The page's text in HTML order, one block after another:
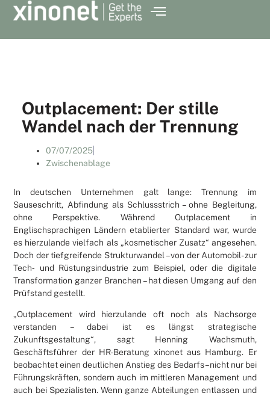
Outplacement: Der stille
Wandel nach der Trennung
07/07/2025
Zwischenablage
In deutschen Unternehmen galt lange: Trennung im
Sauseschritt, Abfindung als Schlussstrich – ohne Begleitung,
ohne Perspektive. Während Outplacement in
Englischsprachigen Ländern etablierter Standard war, wurde
es hierzulande vielfach als „kosmetischer Zusatz“ angesehen.
Doch der tiefgreifende Strukturwandel – von der Automobil- zur
Tech‑ und Rüstungsindustrie zum Beispiel, oder die digitale
Transformation ganzer Branchen – hat diesen Umgang auf den
Prüfstand gestellt.
„Outplacement wird hierzulande oft noch als Nachsorge
verstanden – dabei ist es längst strategische
Zukunftsgestaltung“, sagt Henning Wachsmuth,
Geschäftsführer der HR-Beratung xinonet aus Hamburg. Er
beobachtet einen deutlichen Anstieg des Bedarfs – nicht nur bei
Führungskräften, sondern auch im mittleren Management und
auch bei Spezialisten. Wenn ganze Abteilungen entlassen und